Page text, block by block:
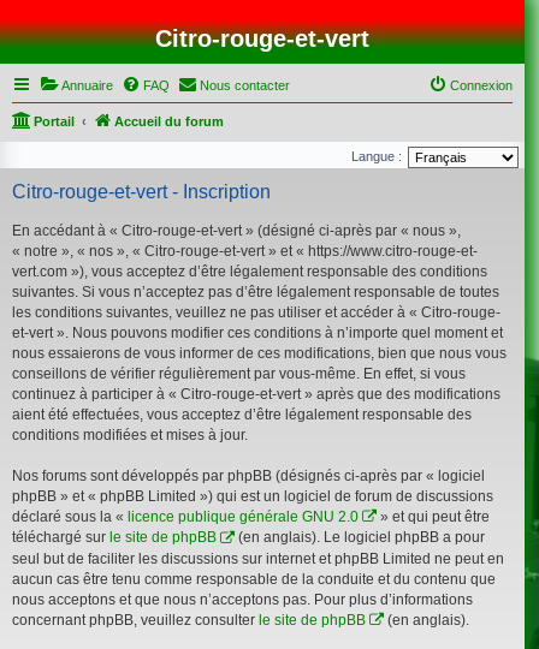
Citro-rouge-et-vert
Annuaire FAQ Nous contacter Connexion
Portail Accueil du forum
Langue :
Citro-rouge-et-vert - Inscription
En accédant à « Citro-rouge-et-vert » (désigné ci-après par « nous »,
« notre », « nos », « Citro-rouge-et-vert » et « https://www.citro-rouge-et-
vert.com »), vous acceptez d’être légalement responsable des conditions
suivantes. Si vous n’acceptez pas d’être légalement responsable de toutes
les conditions suivantes, veuillez ne pas utiliser et accéder à « Citro-rouge-
et-vert ». Nous pouvons modifier ces conditions à n’importe quel moment et
nous essaierons de vous informer de ces modifications, bien que nous vous
conseillons de vérifier régulièrement par vous-même. En effet, si vous
continuez à participer à « Citro-rouge-et-vert » après que des modifications
aient été effectuées, vous acceptez d’être légalement responsable des
conditions modifiées et mises à jour.
Nos forums sont développés par phpBB (désignés ci-après par « logiciel
phpBB » et « phpBB Limited ») qui est un logiciel de forum de discussions
déclaré sous la « licence publique générale GNU 2.0
» et qui peut être
téléchargé sur le site de phpBB
(en anglais). Le logiciel phpBB a pour
seul but de faciliter les discussions sur internet et phpBB Limited ne peut en
aucun cas être tenu comme responsable de la conduite et du contenu que
nous acceptons et que nous n’acceptons pas. Pour plus d’informations
concernant phpBB, veuillez consulter le site de phpBB (en anglais).